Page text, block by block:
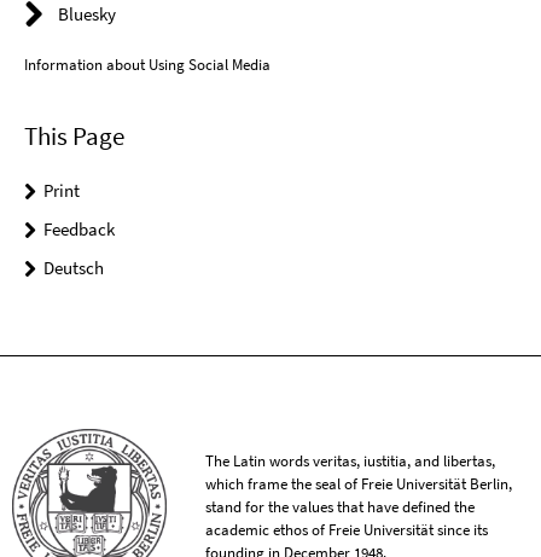
Bluesky
Information about Using Social Media
This Page
Print
Feedback
Deutsch
The Latin words veritas, iustitia, and libertas,
which frame the seal of Freie Universität Berlin,
stand for the values that have defined the
academic ethos of Freie Universität since its
founding in December 1948.